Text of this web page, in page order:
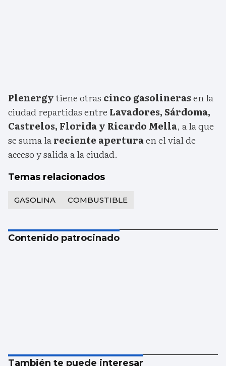
Plenergytiene otras cinco gasolinerasen la
ciudad repartidas entre Lavadores, Sárdoma,
Castrelos, Florida y Ricardo Mella, a la que
se suma lareciente aperturaen el vial de
acceso y salida a la ciudad.
Temas relacionados
GASOLINA COMBUSTIBLE
Contenido patrocinado
También te puede interesar